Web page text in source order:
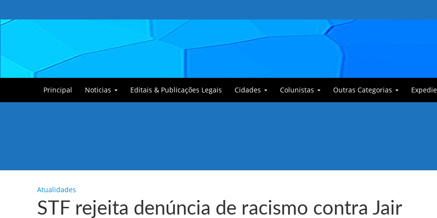
Principal Noticias Editais & Publicações Legais Cidades Colunistas Outras Categorias
Atualidades
STF rejeita denúncia de racismo contra Jair